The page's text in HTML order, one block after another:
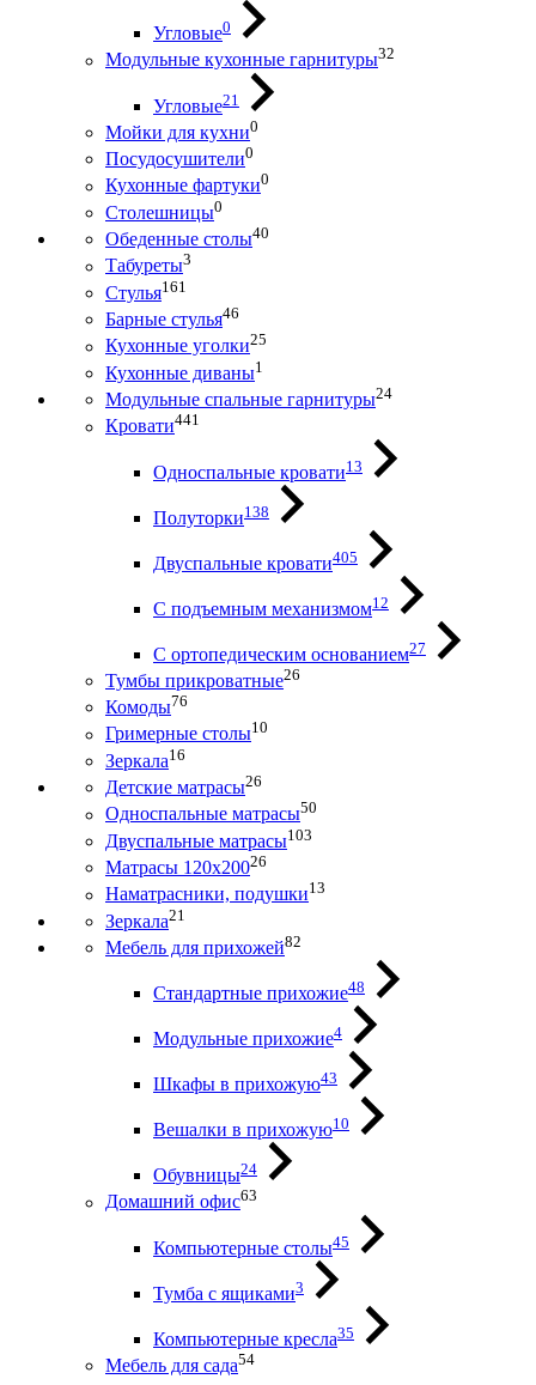
Угловые0
Модульные кухонные гарнитуры32
Угловые21
Мойки для кухни0
Посудосушители0
Кухонные фартуки0
Столешницы0
Обеденные столы40
Табуреты3
Стулья161
Барные стулья46
Кухонные уголки25
Кухонные диваны1
Модульные спальные гарнитуры24
Кровати441
Односпальные кровати13
Полуторки138
Двуспальные кровати405
С подъемным механизмом12
С ортопедическим основанием27
Тумбы прикроватные26
Комоды76
Гримерные столы10
Зеркала16
Детские матрасы26
Односпальные матрасы50
Двуспальные матрасы103
Матрасы 120х20026
Наматрасники, подушки13
Зеркала21
Мебель для прихожей82
Стандартные прихожие48
Модульные прихожие4
Шкафы в прихожую43
Вешалки в прихожую10
Обувницы24
Домашний офис63
Компьютерные столы45
Тумба с ящиками3
Компьютерные кресла35
Мебель для сада54